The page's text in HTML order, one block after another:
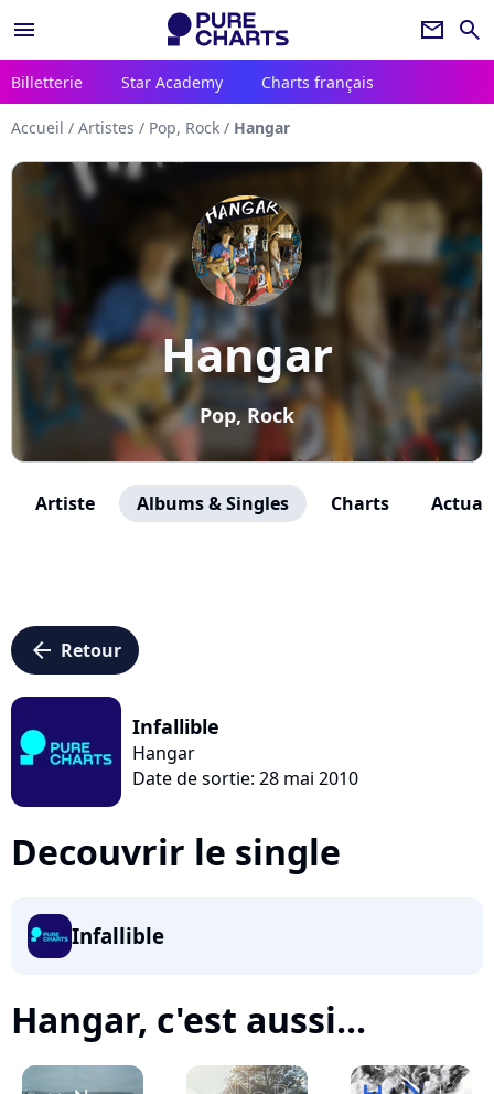
menu newsletter search
Billetterie Star Academy Charts français
Accueil / Artistes / Pop, Rock / Hangar
Hangar
Pop, Rock
Artiste Albums & Singles Charts
arrow_left Retour
Infallible
Hangar
Date de sortie: 28 mai 2010
Decouvrir le single
Infallible
Hangar, c'est aussi...